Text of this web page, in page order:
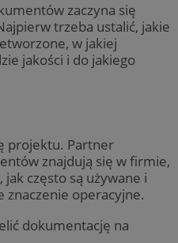
zaczyna się
trzeba ustalić, jakie
w jakiej
jakości i do jakiego
projektu. Partner
znajdują się w firmie,
często są używane i
znaczenie operacyjne.
dokumentację na